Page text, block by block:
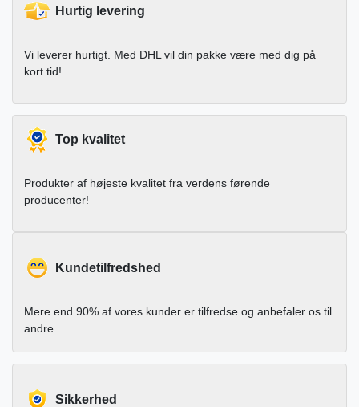
Hurtig levering
Vi leverer hurtigt. Med DHL vil din pakke være med dig på
kort tid!
Top kvalitet
Produkter af højeste kvalitet fra verdens førende
producenter!
Kundetilfredshed
Mere end 90% af vores kunder er tilfredse og anbefaler os til
andre.
Sikkerhed